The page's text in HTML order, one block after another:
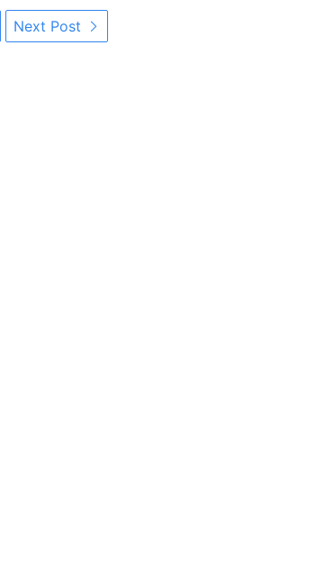
Next Post